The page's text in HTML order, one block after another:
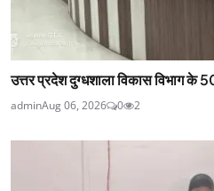
उत्तर प्रदेश दुग्धशाला विकास विभाग के
adminAug 06, 2026 0 2